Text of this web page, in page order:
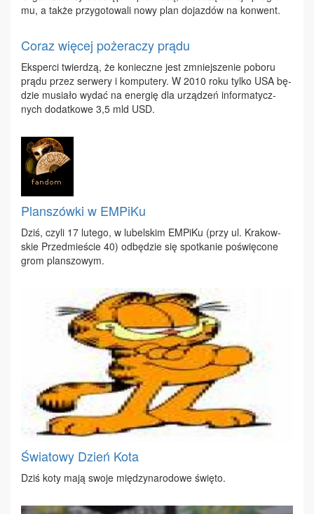
mu, a tak­że przy­go­to­wa­li no­wy plan do­jaz­dów na kon­went.
Coraz więcej pożeraczy prądu
Eks­per­ci twier­dzą, że ko­niecz­ne jest zmniej­sze­nie po­bo­ru
prą­du przez ser­we­ry i kom­pu­te­ry. W 2010 ro­ku tyl­ko USA bę­
dzie mu­sia­ło wy­dać na ener­gię dla urzą­dzeń in­for­ma­tycz­
nych do­dat­ko­we 3,5 mld USD.
Planszówki w EMPiKu
Dziś, czy­li 17 lu­te­go, w lu­bel­skim EM­Pi­Ku (przy ul. Kra­kow­
skie Przed­mie­ście 40) od­bę­dzie się spo­tka­nie po­świę­co­ne
grom plan­szo­wym.
Światowy Dzień Kota
Dziś ko­ty ma­ją swo­je mię­dzy­na­ro­do­we świę­to.